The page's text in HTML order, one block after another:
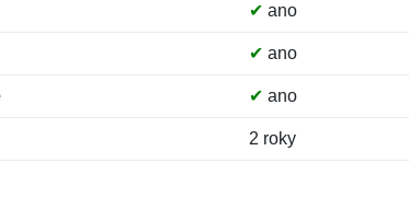
✔ ano
✔ ano
✔ ano
2 roky